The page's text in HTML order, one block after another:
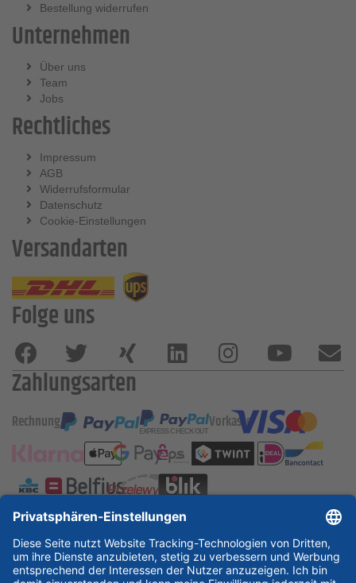
Bestellung widerrufen
Unternehmen
Über uns
Team
Jobs
Rechtliches
Impressum
AGB
Widerrufsformular
Datenschutz
Cookie-Einstellungen
Versandarten
Folge uns
Zahlungsarten
Rechnung Vorkasse
ESSKA International
new
new new